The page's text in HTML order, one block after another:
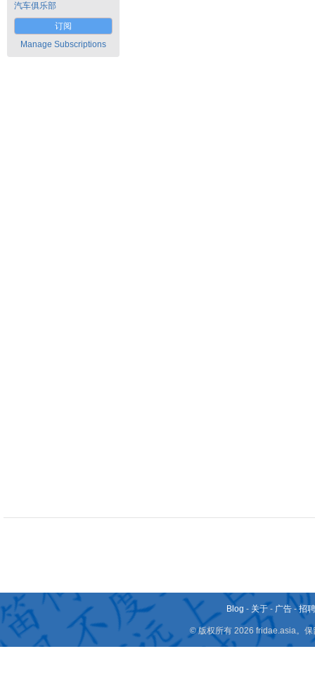
汽车俱乐部
订阅
Manage Subscriptions
Blog - 关于 - 广告 -招
© 版权所有 2026 fridae.asia。